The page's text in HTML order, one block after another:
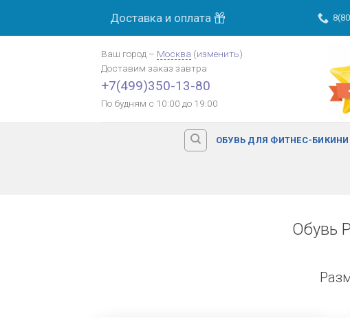
Доставка и оплата
Ваш город – Москва (изменить)
Доставим заказ завтра
+7(499)350-13-80
По будням с 10:00 до 19:00
ОБУВЬ ДЛЯ ФИТНЕС-БИКИНИ
Обувь